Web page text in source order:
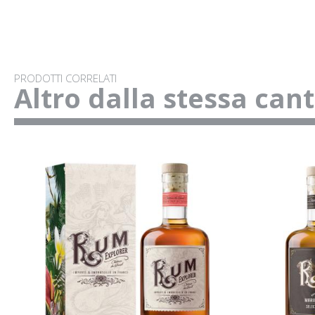
PRODOTTI CORRELATI
Altro dalla stessa